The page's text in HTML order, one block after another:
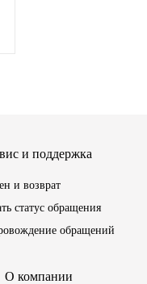
и поддержка
и возврат
статус обращения
обращений
О компании